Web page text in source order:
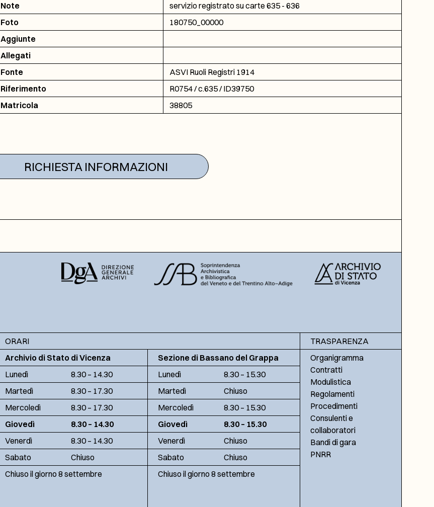
Note
servizio registrato su carte 635 - 636
Foto
180750_00000
Aggiunte
Allegati
Fonte
ASVI Ruoli Registri 1914
Riferimento
R0754 / c.635 / ID39750
Matricola
38805
RICHIESTA INFORMAZIONI
ORARI
Archivio di Stato di Vicenza
Lunedì
8.30 – 14.30
Martedì
8.30 – 17.30
Mercoledì
8.30 – 17.30
Giovedì
8.30 – 14.30
Venerdì
8.30 – 14.30
Sabato
Chiuso
Chiuso il giorno 8 settembre
Sezione di Bassano del Grappa
Lunedì
8.30 – 15.30
Martedì
Chiuso
Mercoledì
8.30 – 15.30
Giovedì
8.30 – 15.30
Venerdì
Chiuso
Sabato
Chiuso
Chiuso il giorno 8 settembre
TRASPARENZA
Organigramma
Contratti
Modulistica
Regolamenti
Procedimenti
Consulenti e
collaboratori
Bandi di gara
PNRR